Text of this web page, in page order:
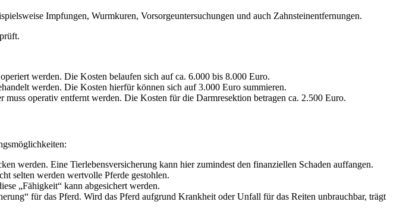
Impfungen, Wurmkuren, Vorsorgeuntersuchungen und auch Zahnsteinentfernungen.
werden. Die Kosten belaufen sich auf ca. 6.000 bis 8.000 Euro.
werden. Die Kosten hierfür können sich auf 3.000 Euro summieren.
operativ entfernt werden. Die Kosten für die Darmresektion betragen ca. 2.500 Euro.
werden. Eine Tierlebensversicherung kann hier zumindest den finanziellen Schaden auffangen.
selten werden wertvolle Pferde gestohlen.
„Fähigkeit“ kann abgesichert werden.
für das Pferd. Wird das Pferd aufgrund Krankheit oder Unfall für das Reiten unbrauchbar, trägt